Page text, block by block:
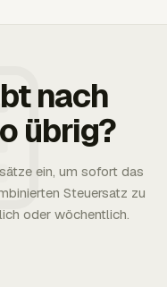
nach
übrig?
ein, um sofort das
Steuersatz zu
oder wöchentlich.